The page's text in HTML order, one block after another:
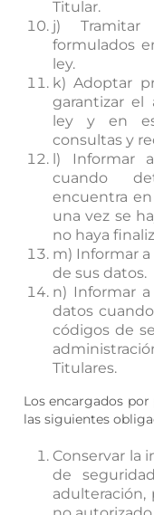
Titular.
j) Tramitar
formulados
ley.
k) Adoptar
garantizar el
ley y en
consultas y
l) Informar
cuando
encuentra
una vez se
no haya
m) Informar
de sus datos.
n) Informar
datos
códigos de
Titulares.
Los encargados
las siguientes
Conservar la
de
adulteración,